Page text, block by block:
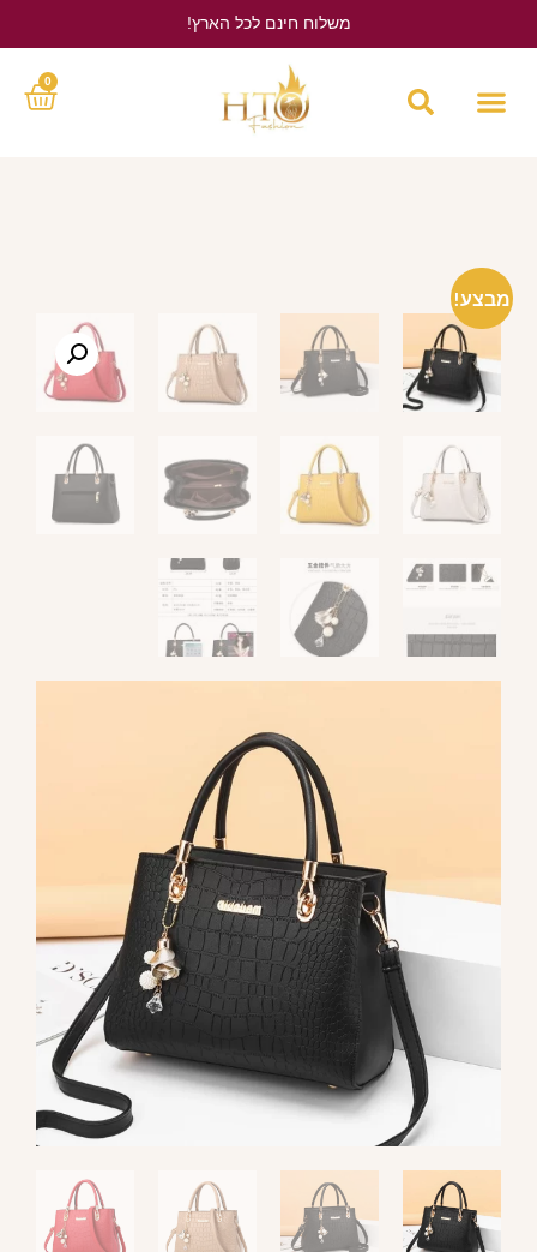
משלוח חינם לכל הארץ!
0
מבצע!